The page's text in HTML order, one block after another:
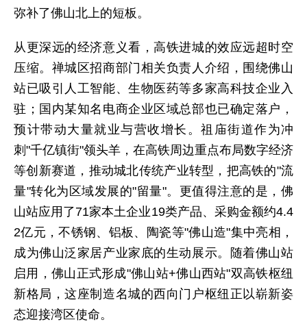
弥补了佛山北上的短板。
从更深远的经济意义看，高铁进城的效应远超时空
压缩。禅城区招商部门相关负责人介绍，围绕佛山
站已吸引人工智能、生物医药等多家高科技企业入
驻；国内某知名电商企业区域总部也已确定落户，
预计带动大量就业与营收增长。祖庙街道作为冲
刺"千亿镇街"领头羊，在高铁周边重点布局数字经济
等创新赛道，推动城北传统产业转型，把高铁的"流
量"转化为区域发展的"留量"。更值得注意的是，佛
山站应用了71家本土企业19类产品、采购金额约4.4
2亿元，不锈钢、铝板、陶瓷等"佛山造"集中亮相，
成为佛山泛家居产业家底的生动展示。随着佛山站
启用，佛山正式形成"佛山站+佛山西站"双高铁枢纽
新格局，这座制造名城的西向门户枢纽正以崭新姿
态迎接湾区使命。